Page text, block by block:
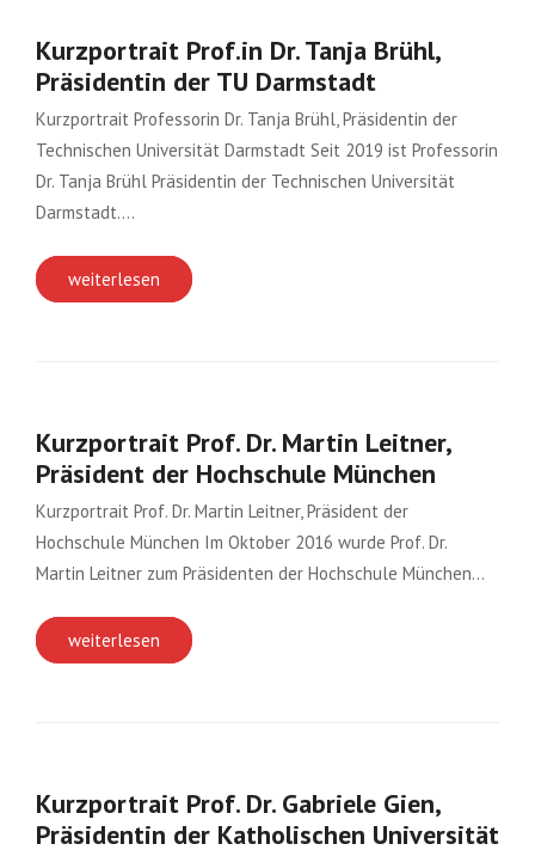
Kurzportrait Prof.in Dr. Tanja Brühl,
Präsidentin der TU Darmstadt
Kurzportrait Professorin Dr. Tanja Brühl, Präsidentin der
Technischen Universität Darmstadt Seit 2019 ist Professorin
Dr. Tanja Brühl Präsidentin der Technischen Universität
Darmstadt….
weiterlesen
Kurzportrait Prof. Dr. Martin Leitner,
Präsident der Hochschule München
Kurzportrait Prof. Dr. Martin Leitner, Präsident der
Hochschule München Im Oktober 2016 wurde Prof. Dr.
Martin Leitner zum Präsidenten der Hochschule München…
weiterlesen
Kurzportrait Prof. Dr. Gabriele Gien,
Präsidentin der Katholischen Universität